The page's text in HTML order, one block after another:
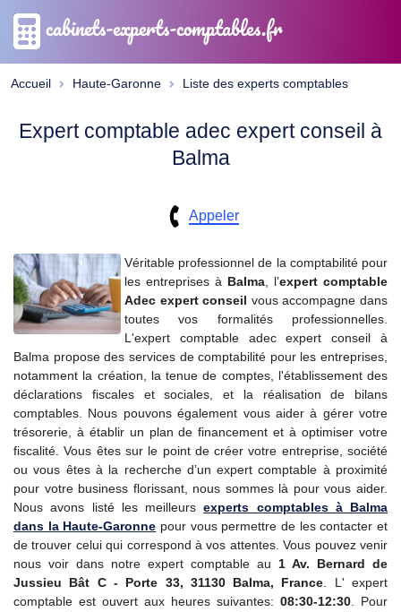
cabinets-experts-comptables.fr
Accueil Haute-Garonne Liste des experts comptables
Expert comptable adec expert conseil à
Balma
Appeler
Véritable professionnel de la comptabilité pour
les entreprises à Balma , l’expert comptable
Adec expert conseil vous accompagne dans
toutes vos formalités professionnelles.
L'expert comptable adec expert conseil à
Balma propose des services de comptabilité pour les entreprises,
notamment la création, la tenue de comptes, l'établissement des
déclarations fiscales et sociales, et la réalisation de bilans
comptables. Nous pouvons également vous aider à gérer votre
trésorerie, à établir un plan de financement et à optimiser votre
fiscalité. Vous êtes sur le point de créer votre entreprise, société
ou vous êtes à la recherche d’un expert comptable à proximité
pour votre business florissant, nous sommes là pour vous aider.
Nous avons listé les meilleursexperts comptables à Balma
dans la Haute-Garonne pour vous permettre de les contacter et
de trouver celui qui correspond à vos attentes. Vous pouvez venir
nous voir dans notre expert comptable au 1 Av. Bernard de
Jussieu Bât C - Porte 33, 31130 Balma, France . L' expert
comptable est ouvert aux heures suivantes: 08:30-12:30 . Pour